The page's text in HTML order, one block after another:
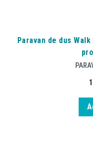
Paravan de dus